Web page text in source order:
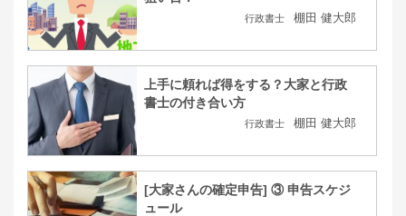
行政書士 棚田 健大郎
上手に頼れば得をする？大家と行政
書士の付き合い方
行政書士 棚田 健大郎
[大家さんの確定申告] ③ 申告スケジ
ュール